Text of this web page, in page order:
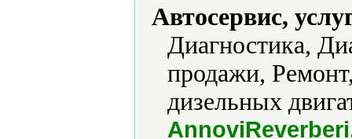
Автосервис,
Диагностика,
продажи,
дизельных